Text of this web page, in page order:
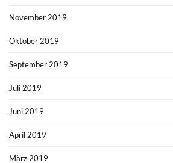
November 2019
Oktober 2019
September 2019
Juli 2019
Juni 2019
April 2019
März 2019